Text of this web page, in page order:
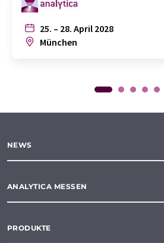
25. – 28. April 2028
München
NEWS
ANALYTICA MESSEN
PRODUKTE